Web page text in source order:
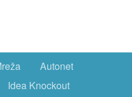
Autonet
Idea Knockout